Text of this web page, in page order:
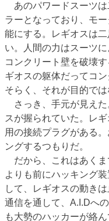
あのパワードスーツは
ラーとなっており、モ
能にする。レギオスは
い。人間の力はスーツ
コンクリート壁を破壊
ギオスの躯体だってコ
そらく、それが目的では
さっき、手元が見えた
スが握られていた。レ
用の接続プラグがある
ングするつもりだ。
だから、これはあくま
よりも前にハッキング
して、レギオスの動き
通信を通して、A.I.Dへ
も大勢のハッカーが絡ん